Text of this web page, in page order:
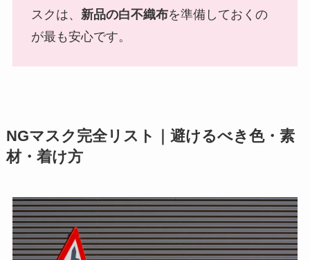
スクは、 新品の白不織布を準備しておくの
が最も安心です。
NGマスク完全リスト｜避けるべき色・素
材・着け方